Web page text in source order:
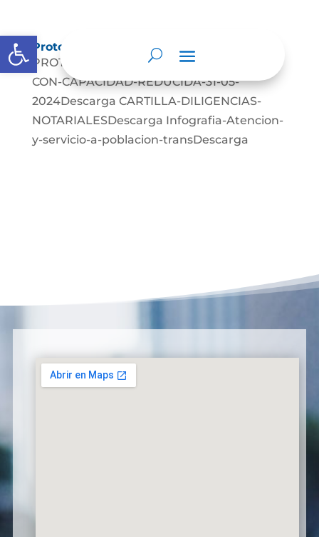
Abrir barra de herramientas
Protocolos de Atención
PROTOCOLO-DE-ATENCION-A-PERSONAS-
CON-CAPACIDAD-REDUCIDA-31-05-
2024Descarga CARTILLA-DILIGENCIAS-
NOTARIALESDescarga Infografia-Atencion-
y-servicio-a-poblacion-transDescarga